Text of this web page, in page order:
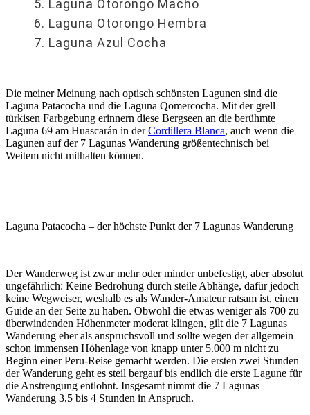
Laguna Otorongo Macho
Laguna Otorongo Hembra
Laguna Azul Cocha
Die meiner Meinung nach optisch schönsten Lagunen sind die
Laguna Patacocha und die Laguna Qomercocha. Mit der grell
türkisen Farbgebung erinnern diese Bergseen an die berühmte
Laguna 69 am Huascarán in derCordillera Blanca, auch wenn die
Lagunen auf der 7 Lagunas Wanderung größentechnisch bei
Weitem nicht mithalten können.
Laguna Patacocha – der höchste Punkt der 7 Lagunas Wanderung
Der Wanderweg ist zwar mehr oder minder unbefestigt, aber absolut
ungefährlich: Keine Bedrohung durch steile Abhänge, dafür jedoch
keine Wegweiser, weshalb es als Wander-Amateur ratsam ist, einen
Guide an der Seite zu haben. Obwohl die etwas weniger als 700 zu
überwindenden Höhenmeter moderat klingen, gilt die 7 Lagunas
Wanderung eher als anspruchsvoll und sollte wegen der allgemein
schon immensen Höhenlage von knapp unter 5.000 m nicht zu
Beginn einer Peru-Reise gemacht werden. Die ersten zwei Stunden
der Wanderung geht es steil bergauf bis endlich die erste Lagune für
die Anstrengung entlohnt. Insgesamt nimmt die 7 Lagunas
Wanderung 3,5 bis 4 Stunden in Anspruch.